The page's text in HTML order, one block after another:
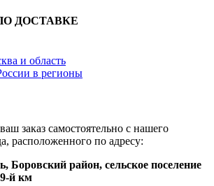
ДОСТАВКЕ
и область
в регионы
заказ самостоятельно с нашего
расположенного по адресу:
Боровский район, сельское поселение
й км